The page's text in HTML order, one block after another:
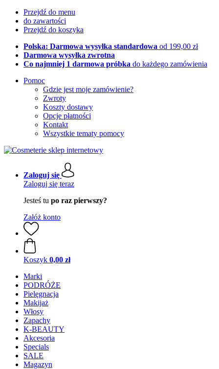
Przejdź do menu
do zawartości
Przejdź do koszyka
Polska: Darmowa wysyłka standardowa od 199,00 zł
Darmowa wysyłka zwrotna
Co najmniej 1 darmowa próbka do każdego zamówienia
Pomoc
Gdzie jest moje zamówienie?
Zwroty
Koszty dostawy
Opcje płatności
Kontakt
Wszystkie tematy pomocy
Zaloguj się
Zaloguj się teraz
Jesteś tu po raz pierwszy?
Załóż konto
Koszyk 0,00 zł
Marki
PODRÓŻE
Pielęgnacja
Makijaż
Włosy
Zapachy
K-BEAUTY
Akcesoria
Specials
SALE
Magazyn